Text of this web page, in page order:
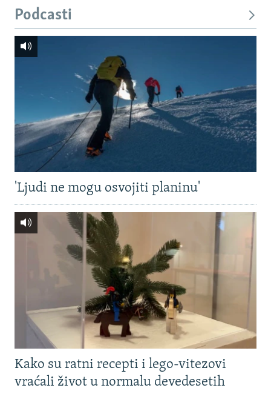
Podcasti
'Ljudi ne mogu osvojiti planinu'
Kako su ratni recepti i lego-vitezovi
vraćali život u normalu devedesetih